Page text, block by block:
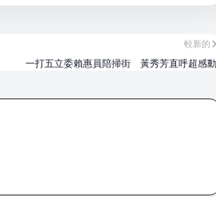
較新的
一打五立委賴惠員陪掃街 黃秀芳直呼超感動